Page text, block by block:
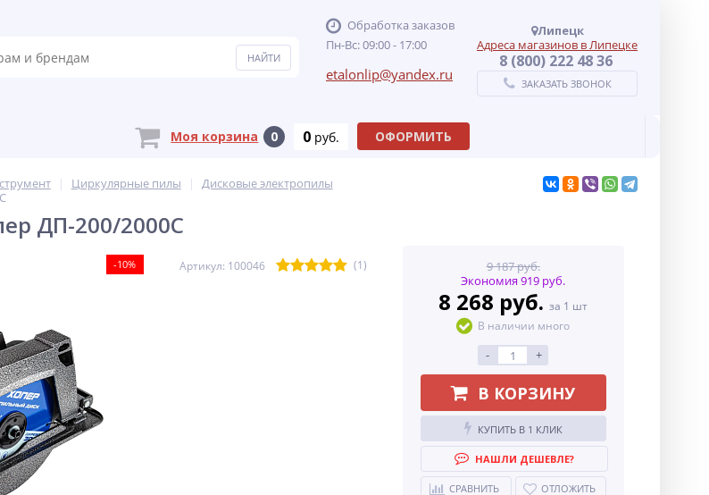
Обработка заказов
Пн-Вс: 09:00 - 17:00
etalonlip@yandex.ru
Липецк
Адреса магазинов в Липецке
8 (800) 222 48 36
ЗАКАЗАТЬ ЗВОНОК
Моя корзина 0 0 руб. ОФОРМИТЬ
Циркулярные пилы
Дисковые электропилы
ДП-200/2000С
-10% Артикул: 100046 (1)
9 187 руб.
Экономия 919 руб.
8 268 руб.за 1 шт
В наличии много
- +
В КОРЗИНУ
КУПИТЬ В 1 КЛИК
НАШЛИ ДЕШЕВЛЕ?
СРАВНИТЬ ОТЛОЖИТЬ